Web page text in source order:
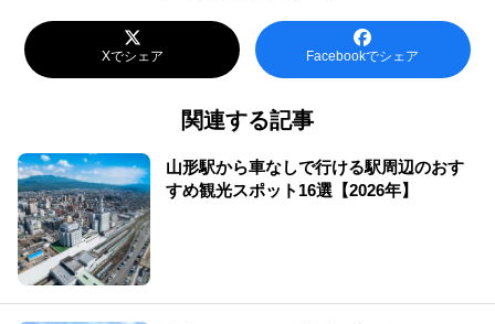
Xでシェア Facebookでシェア
関連する記事
山形駅から車なしで行ける駅周辺のおす
すめ観光スポット16選【2026年】